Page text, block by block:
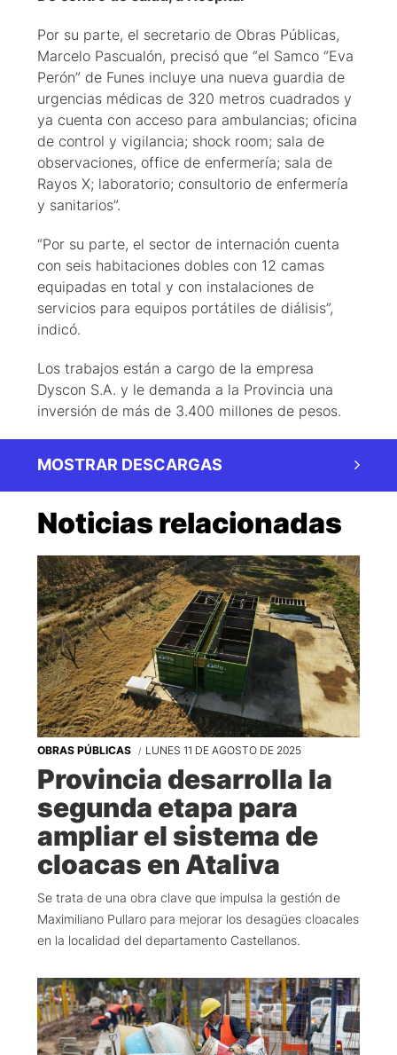
Por su parte, el secretario de Obras Públicas,
Marcelo Pascualón, precisó que “el Samco “Eva
Perón” de Funes incluye una nueva guardia de
urgencias médicas de 320 metros cuadrados y
ya cuenta con acceso para ambulancias; oficina
de control y vigilancia; shock room; sala de
observaciones, office de enfermería; sala de
Rayos X; laboratorio; consultorio de enfermería
y sanitarios”.
“Por su parte, el sector de internación cuenta
con seis habitaciones dobles con 12 camas
equipadas en total y con instalaciones de
servicios para equipos portátiles de diálisis”,
indicó.
Los trabajos están a cargo de la empresa
Dyscon S.A. y le demanda a la Provincia una
inversión de más de 3.400 millones de pesos.
MOSTRAR DESCARGAS
Noticias relacionadas
OBRAS PÚBLICAS LUNES 11 DE AGOSTO DE 2025
Provincia desarrolla la
segunda etapa para
ampliar el sistema de
cloacas en Ataliva
Se trata de una obra clave que impulsa la gestión de
Maximiliano Pullaro para mejorar los desagües cloacales
en la localidad del departamento Castellanos.